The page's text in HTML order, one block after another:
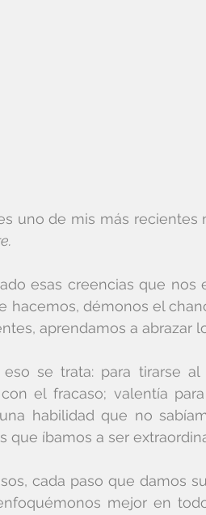
uno de mis más recientes
esas creencias que
hacemos, démonos el
aprendamos a abrazar
se trata: para tirarse
el fracaso; valentía
habilidad que no
que íbamos a ser
cada paso que damos
mejor en